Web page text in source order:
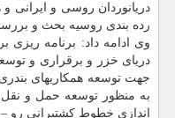
دریانوردان روسی و ایرانی
رده بندی روسیه بحث و
وی ادامه داد: برنامه ریزی
دریای خزر و برقراری و
جهت توسعه همكاریهای
به منظور توسعه حمل و نقل
اندازی خطوط كشتیرانی رو –